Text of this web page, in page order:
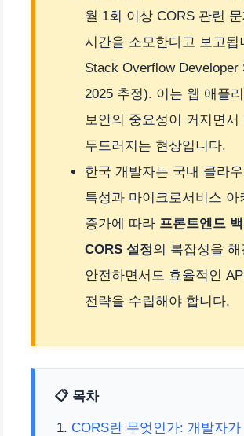
월 1회 이상 CORS 관련
시간을 소모한다고 보고됩
Stack Overflow Developer
2025 추정). 이는 웹 애플
보안의 중요성이 커지면서
두드러지는 현상입니다.
한국 개발자는 국내 클라
특성과 마이크로서비스 아
증가에 따라 프론트엔드
CORS 설정의 복잡성을 해
안전하면서도 효율적인
전략을 수립해야 합니다.
📋 목차
CORS란 무엇인가: 개발자